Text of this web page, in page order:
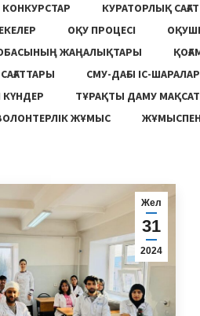
КОНКУРСТАР
КУРАТОРЛЫҚ
ОҚУ ПРОЦЕСІ
ЖАҢАЛЫҚТАРЫ
СМУ-ДАҒЫ ІС-ШАРАЛАР
КҮНДЕР
ТҰРАҚТЫ ДАМУ
ЖҰМЫС
Жел
31
2024